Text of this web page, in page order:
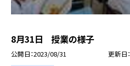
8月31日 授業の様子
公開日 2023/08/31 更新日